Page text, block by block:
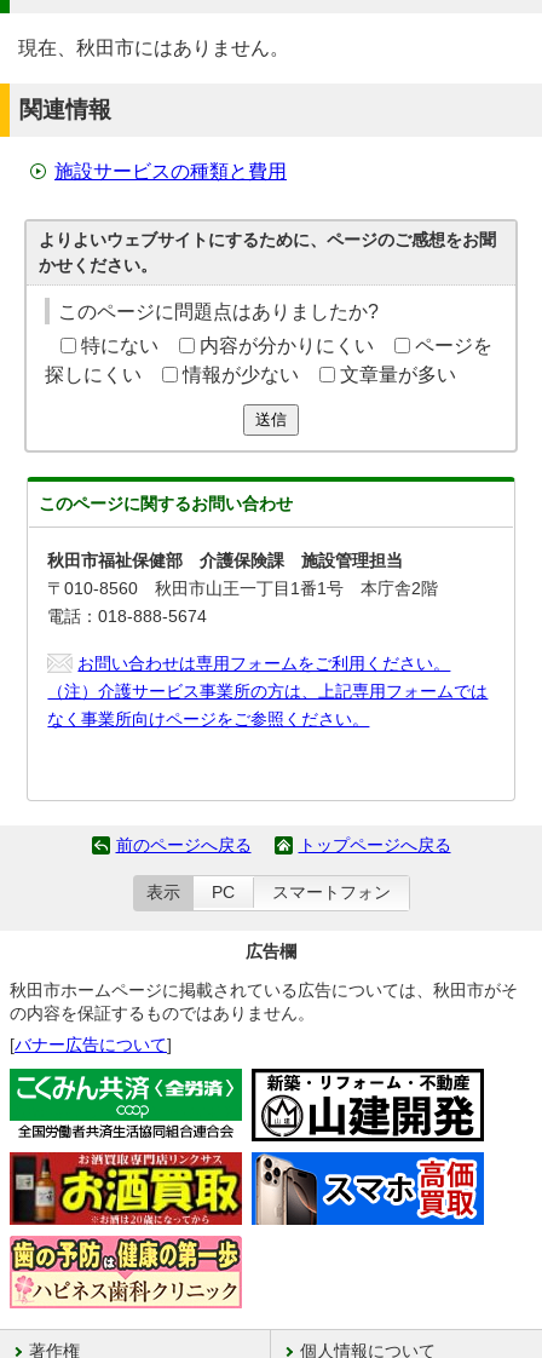
現在、秋田市にはありません。
関連情報
施設サービスの種類と費用
よりよいウェブサイトにするために、ページのご感想をお聞
かせください。
このページに問題点はありましたか?
特にない
内容が分かりにくい
ページを
探しにくい
情報が少ない 文章量が多い
送信
このページに関するお問い合わせ
秋田市福祉保健部 介護保険課 施設管理担当
〒010-8560 秋田市山王一丁目1番1号 本庁舎2階
電話：018-888-5674
お問い合わせは専用フォームをご利用ください。
（注）介護サービス事業所の方は、上記専用フォームでは
なく事業所向けページをご参照ください。
前のページへ戻る トップページへ戻る
表示 PC スマートフォン
広告欄
秋田市ホームページに掲載されている広告については、秋田市がそ
の内容を保証するものではありません。
[バナー広告について]
著作権 個人情報について